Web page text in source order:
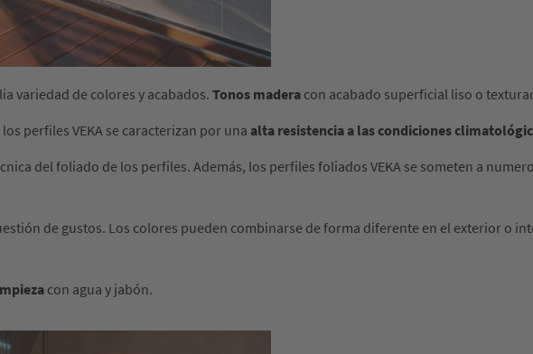
variedad de colores y acabados. Tonos madera con acabado superficial liso o
perfiles VEKA se caracterizan por una alta resistencia a las condiciones
del foliado de los perfiles. Además, los perfiles foliados VEKA se someten a
de gustos. Los colores pueden combinarse de forma diferente en el exterior o
con agua y jabón.